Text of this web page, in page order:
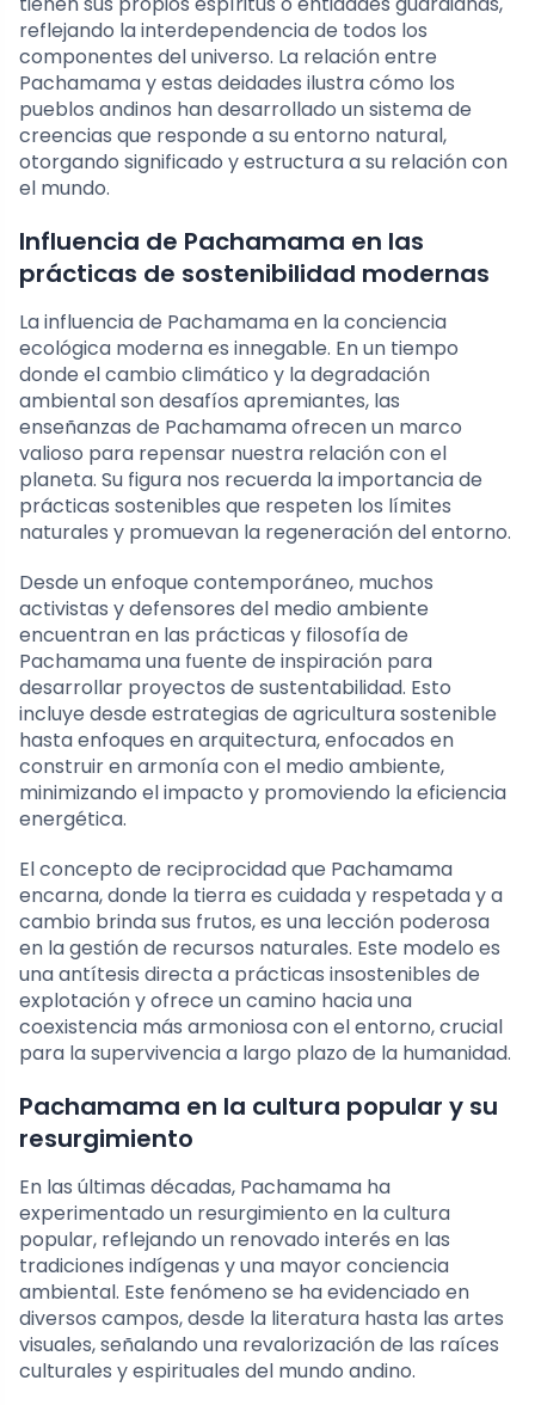
reflejando la interdependencia de todos los
componentes del universo. La relación entre
Pachamama y estas deidades ilustra cómo los
pueblos andinos han desarrollado un sistema de
creencias que responde a su entorno natural,
otorgando significado y estructura a su relación con
el mundo.
Influencia de Pachamama en las
prácticas de sostenibilidad modernas
La influencia de Pachamama en la conciencia
ecológica moderna es innegable. En un tiempo
donde el cambio climático y la degradación
ambiental son desafíos apremiantes, las
enseñanzas de Pachamama ofrecen un marco
valioso para repensar nuestra relación con el
planeta. Su figura nos recuerda la importancia de
prácticas sostenibles que respeten los límites
naturales y promuevan la regeneración del entorno.
Desde un enfoque contemporáneo, muchos
activistas y defensores del medio ambiente
encuentran en las prácticas y filosofía de
Pachamama una fuente de inspiración para
desarrollar proyectos de sustentabilidad. Esto
incluye desde estrategias de agricultura sostenible
hasta enfoques en arquitectura, enfocados en
construir en armonía con el medio ambiente,
minimizando el impacto y promoviendo la eficiencia
energética.
El concepto de reciprocidad que Pachamama
encarna, donde la tierra es cuidada y respetada y a
cambio brinda sus frutos, es una lección poderosa
en la gestión de recursos naturales. Este modelo es
una antítesis directa a prácticas insostenibles de
explotación y ofrece un camino hacia una
coexistencia más armoniosa con el entorno, crucial
para la supervivencia a largo plazo de la humanidad.
Pachamama en la cultura popular y su
resurgimiento
En las últimas décadas, Pachamama ha
experimentado un resurgimiento en la cultura
popular, reflejando un renovado interés en las
tradiciones indígenas y una mayor conciencia
ambiental. Este fenómeno se ha evidenciado en
diversos campos, desde la literatura hasta las artes
visuales, señalando una revalorización de las raíces
culturales y espirituales del mundo andino.